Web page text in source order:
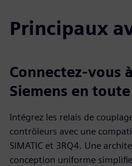
Principaux
Connectez-vous
Siemens en
Intégrez les relais de
contrôleurs avec une
SIMATIC et 3RQ4. Une
conception uniforme